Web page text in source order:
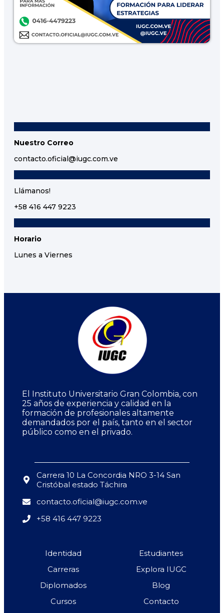
Nuestro Correo
contacto.oficial@iugc.com.ve
Llámanos!
+58 416 447 9223
Horario
Lunes a Viernes
El Instituto Universitario Gran Colombia, con
25 años de experiencia y calidad en la
formación de profesionales altamente
demandados por el país, tanto en el sector
público como en el privado.
Carrera 10 La Concordia NRO 3-14 San
Cristóbal estado Táchira
contacto.oficial@iugc.com.ve
+58 416 447 9223
Identidad
Carreras
Diplomados
Cursos
Estudiantes
Explora IUGC
Blog
Contacto